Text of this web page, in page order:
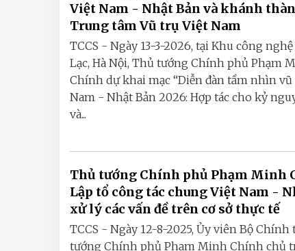
Việt Nam - Nhật Bản và khánh
Trung tâm Vũ trụ Việt Nam
TCCS - Ngày 13-3-2026, tại Khu công nghệ
Lạc, Hà Nội, Thủ tướng Chính phủ Phạm
Chính dự khai mạc “Diễn đàn tầm nhìn
Nam - Nhật Bản 2026: Hợp tác cho kỷ
và...
Thủ tướng Chính phủ Phạm Minh
Lập tổ công tác chung Việt Nam -
xử lý các vấn đề trên cơ sở thực tế
TCCS - Ngày 12-8-2025, Ủy viên Bộ Chính
tướng Chính phủ Phạm Minh Chính chủ